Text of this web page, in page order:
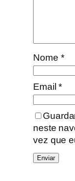
Nome *
Email*
neste
vez que